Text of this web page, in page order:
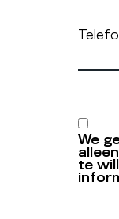
We
te